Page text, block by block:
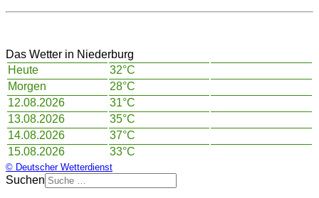
Das Wetter in Niederburg
Heute
32°C
Morgen
28°C
12.08.2026
31°C
13.08.2026
35°C
14.08.2026
37°C
15.08.2026
33°C
© Deutscher Wetterdienst
Suchen